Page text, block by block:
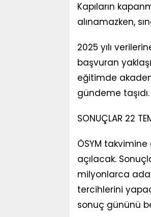
Kapıların
alınamazken,
2025 yılı
başvuran
eğitimde
gündeme taşıdı.
SONUÇLAR 22
ÖSYM
açılacak.
milyonlarca
tercihlerini
sonuç gününü